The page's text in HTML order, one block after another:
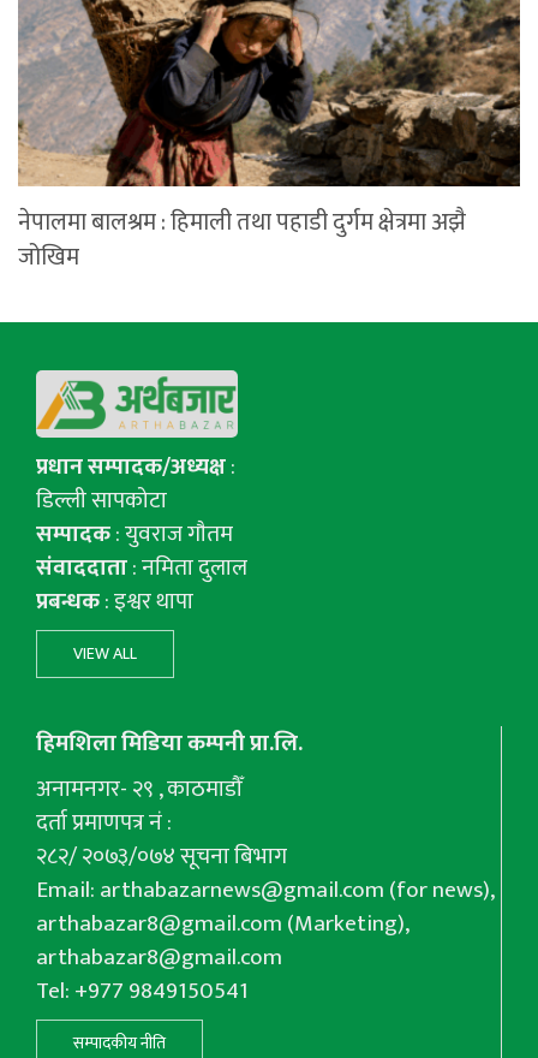
नेपालमा बालश्रम : हिमाली तथा पहाडी दुर्गम क्षेत्रमा अझै
जोखिम
प्रधान सम्पादक/अध्यक्ष:
डिल्ली सापकोटा
सम्पादक: युवराज गाैतम
संवाददाता: नमिता दुलाल
प्रबन्धक: इश्वर थापा
VIEW ALL
हिमशिला मिडिया कम्पनी प्रा.लि.
अनामनगर- २९ , काठमाडौँ
दर्ता प्रमाणपत्र नं :
२८२/ २०७३/०७४ सूचना बिभाग
Email:arthabazarnews@gmail.com(for news),
arthabazar8@gmail.com(Marketing),
arthabazar8@gmail.com
Tel: +977 9849150541
सम्पादकीय नीति